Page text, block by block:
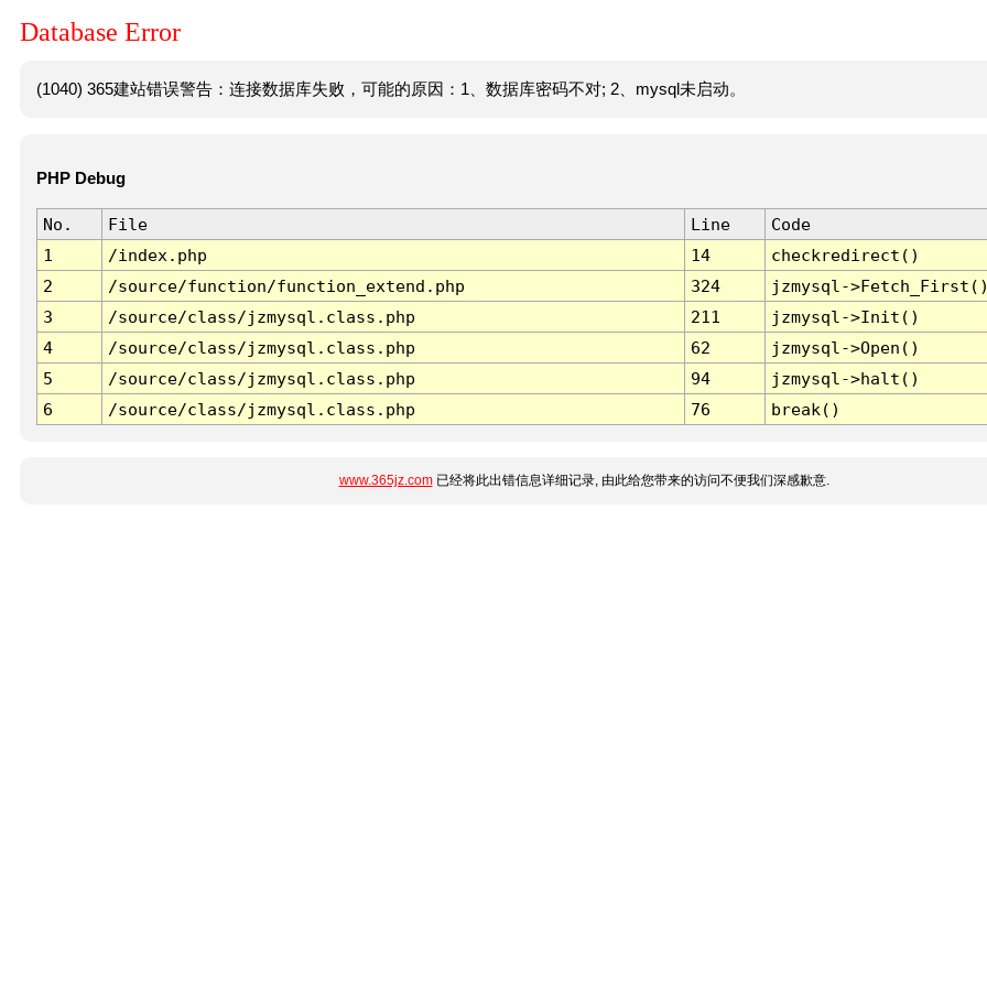
Database Error
(1040) 365建站错误警告：连接数据库失败，可能的原因：1、数据库密码不对; 2、mysql未启动。
PHP Debug
No. File Line
Code
1
/index.php 14
checkredirect()
2
/source/function/function_extend.php 324
jzmysql-
3
/source/class/jzmysql.class.php 211
jzmysql->Init()
4
/source/class/jzmysql.class.php 62
jzmysql->Open()
5
/source/class/jzmysql.class.php 94
jzmysql->halt()
6
/source/class/jzmysql.class.php 76 break()
www.365jz.com已经将此出错信息详细记录, 由此给您带来的访问不便我们深感歉意.